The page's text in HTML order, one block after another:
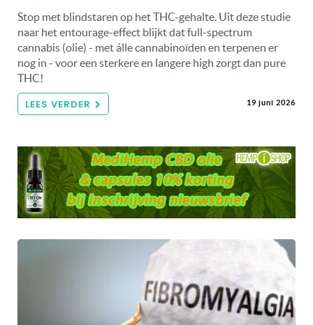
Stop met blindstaren op het THC-gehalte. Uit deze studie
naar het entourage-effect blijkt dat full-spectrum
cannabis (olie) - met álle cannabinoïden en terpenen er
nog in - voor een sterkere en langere high zorgt dan pure
THC!
LEES VERDER 19 juni 2026